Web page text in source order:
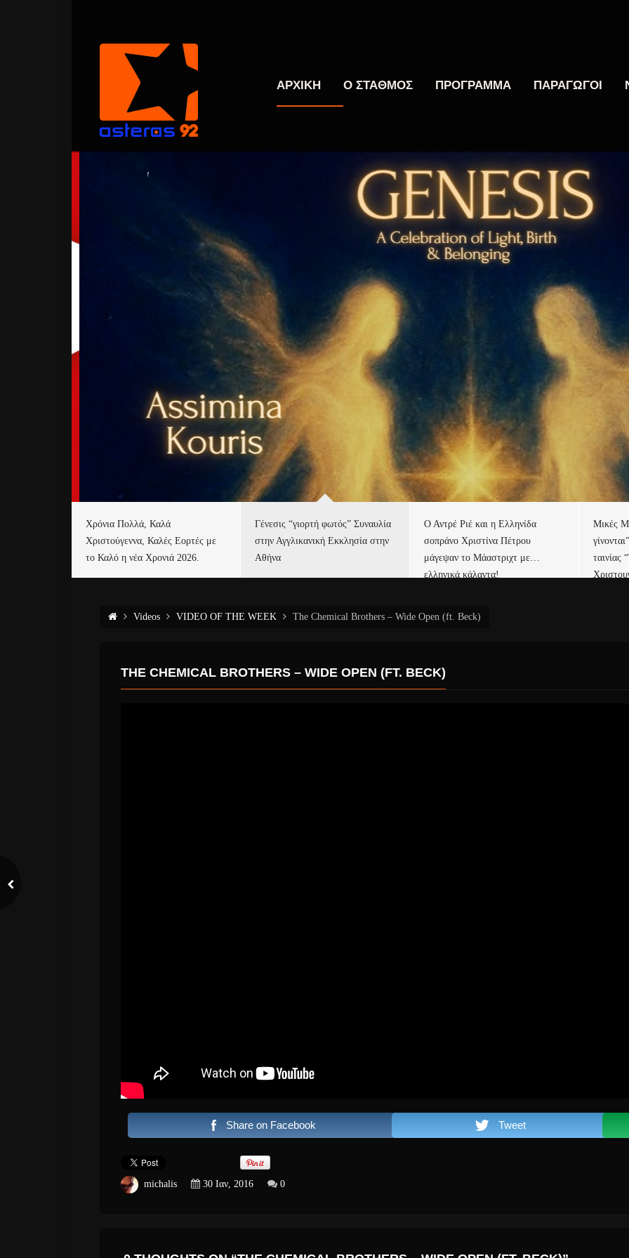
ΑΡΧΙΚΗ Ο ΣΤΑΘΜΟΣ ΠΡΟΓΡΑΜΜΑ ΠΑΡΑΓΩΓΟΙ
Χρόνια Πολλά, Καλά
Χριστούγεννα, Καλές Εορτές με
το Καλό η νέα Χρονιά 2026.
Γένεσις “γιορτή φωτός” Συναυλία
στην Αγγλικανική Εκκλησία στην
Αθήνα
Ο Αντρέ Ριέ και η Ελληνίδα
σοπράνο Χριστίνα Πέτρου
μάγεψαν το Μάαστριχτ με…
ελληνικά κάλαντα!
Μικές
ταινίας
Videos VIDEO OF THE WEEK The Chemical Brothers – Wide Open (ft. Beck)
THE CHEMICAL BROTHERS – WIDE OPEN (FT. BECK)
Share on Facebook Tweet
michalis 30 Ιαν, 2016 0